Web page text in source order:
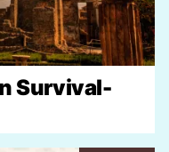
Survival-